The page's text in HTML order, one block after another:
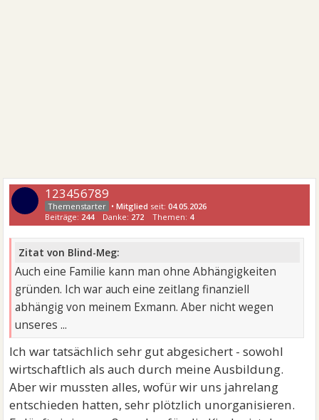
123456789
•Mitglied seit:04.05.2026
Beiträge: 244 Danke: 272 Themen: 4
Zitat von Blind-Meg:
Auch eine Familie kann man ohne Abhängigkeiten
gründen. Ich war auch eine zeitlang finanziell
abhängig von meinem Exmann. Aber nicht wegen
unseres ...
Ich war tatsächlich sehr gut abgesichert - sowohl
wirtschaftlich als auch durch meine Ausbildung.
Aber wir mussten alles, wofür wir uns jahrelang
entschieden hatten, sehr plötzlich unorganisieren.